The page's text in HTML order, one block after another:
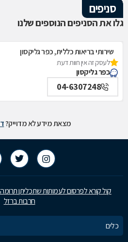
סניפים
גלו את הסניפים הנוספים שלנו
שירותי בריאות כללית, כפר גליקסון
לעסק זה אין חוות דעת
כפר גליקסון
04-6307248
מצאת מידע לא מדוייק?
קול קורא לפרסום לעמותות שתכליתן
חרבות ברזל
כלים